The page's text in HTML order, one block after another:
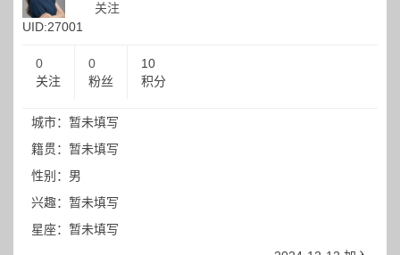
UID:27001
关注
0
关注
0
粉丝
10
积分
城市：暂未填写
籍贯：暂未填写
性别：男
兴趣：暂未填写
星座：暂未填写